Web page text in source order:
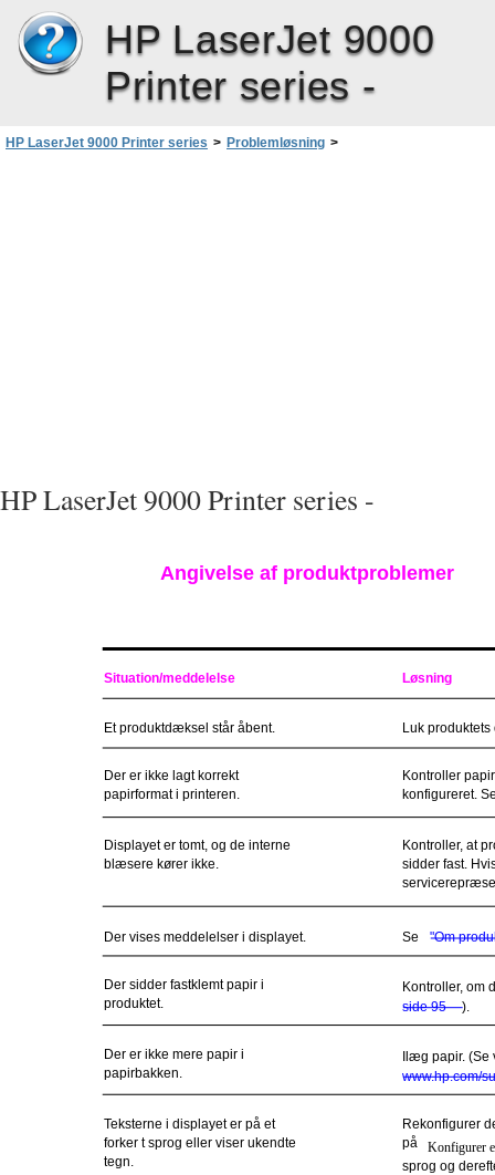
HP LaserJet 9000
Printer series -
HP LaserJet 9000 Printer series > Problemløsning >
HP LaserJet 9000 Printer series -
Angivelse af produktproblemer
Situation/meddelelse Løsning
Et produktdæksel står åbent. Luk
Der er ikke lagt korrekt
papirformat i printeren.
Kontroller
konfigureret.
Displayet er tomt, og de interne
blæsere kører ikke.
Kontroller, at
sidder fast.
Der vises meddelelser i displayet. Se "Om
Der sidder fastklemt papir i
produktet.
Kontroller, om
side 95
).
Der er ikke mere papir i
papirbakken.
Ilæg papir.
www.hp.com/
Teksterne i displayet er på et
forker t sprog eller viser ukendte
tegn.
Rekonfigurer
på
Konfigurer
sprog og